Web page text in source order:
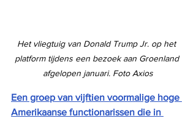
Het vliegtuig van Donald Trump Jr. op het
platform tijdens een bezoek aan Groenland
afgelopen januari. Foto Axios
Een groep van vijftien voormalige hoge
Amerikaanse functionarissen die in